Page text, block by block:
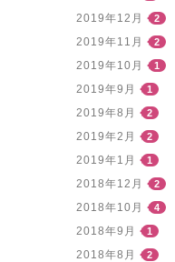
2019年12月
2
2019年11月 2
2019年10月 1
2019年9月 1
2019年8月 2
2019年2月 2
2019年1月 1
2018年12月 2
2018年10月 4
2018年9月 1
2018年8月 2